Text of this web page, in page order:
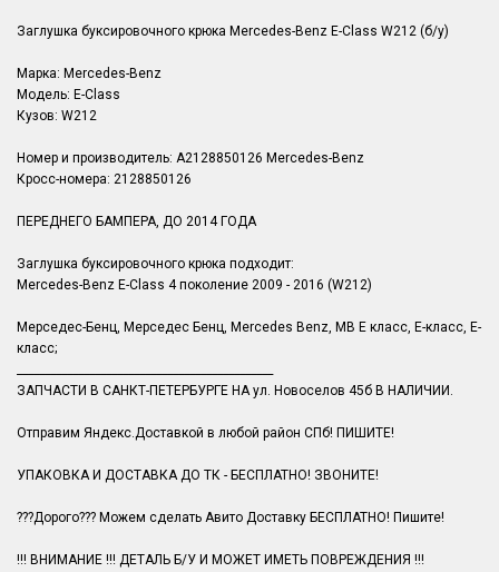
Заглушка буксировочного крюка Mercedes-Benz E-Class W212 (б/у)
Марка: Mercedes-Benz
Модель: E-Class
Кузов: W212
Номер и производитель: A2128850126 Mercedes-Benz
Кросс-номера: 2128850126
ПЕРЕДНЕГО БАМПЕРА, ДО 2014 ГОДА
Заглушка буксировочного крюка подходит:
Mercedes-Benz E-Class 4 поколение 2009 - 2016 (W212)
Мерседес-Бенц, Мерседес Бенц, Mercedes Benz, MB Е класс, Е-класс, E-
класс;
ЗАПЧАСТИ В САНКТ-ПЕТЕРБУРГЕ НА ул. Новоселов 45б В НАЛИЧИИ.
Отправим Яндекс.Доставкой в любой район СПб! ПИШИТЕ!
УПАКОВКА И ДОСТАВКА ДО ТК - БЕСПЛАТНО! ЗВОНИТЕ!
???Дорого??? Можем сделать Авито Доставку БЕСПЛАТНО! Пишите!
!!! ВНИМАНИЕ !!! ДЕТАЛЬ Б/У И МОЖЕТ ИМЕТЬ ПОВРЕЖДЕНИЯ !!!